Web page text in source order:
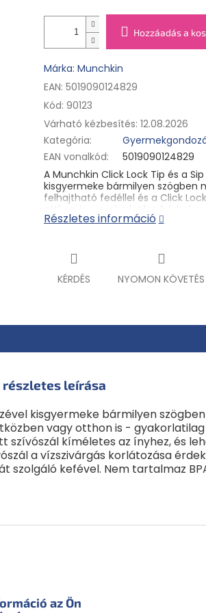
Hozzáadás a
Márka: Munchkin
EAN: 5019090124829
Kód: 90123
Várható kézbesítés: 12.08.2026
Kategória:
EAN vonalkód:
5019090124829
A Munchkin Click Lock Tip és a
kisgyermeke bármilyen szögben
felhajtható fedéllel és a Click
otthon is - gyakorlatilag bárhol
Részletes információ
KÉRDÉS NYOMON KÖVETÉS
részletes leírása
kisgyermeke bármilyen
vagy otthon is -
szívószál kíméletes az ínyhez, és
a vízszivárgás korlátozása
kefével. Nem tartalmaz
az Ön